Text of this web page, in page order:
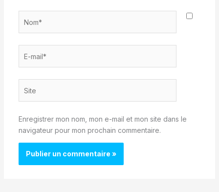
mail*
Enregistrer mon nom, mon e-mail et mon site dans le
navigateur pour mon prochain commentaire.